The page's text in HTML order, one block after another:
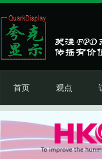
首页 观点